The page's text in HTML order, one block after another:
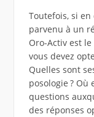
Toutefois, si en
parvenu à un
Oro-Activ est
vous devez
Quelles sont
posologie ? Où
questions
des réponses